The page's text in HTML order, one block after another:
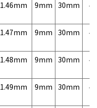
1.46mm 9mm 30mm
1.47mm 9mm 30mm
1.48mm 9mm 30mm
1.49mm 9mm 30mm